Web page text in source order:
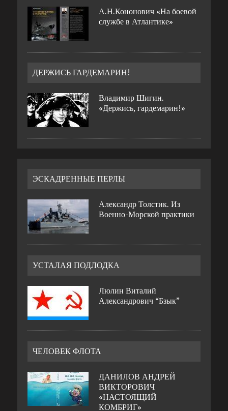
А.Н.Кононович «На боевой
службе в Атлантике»
ДЕРЖИСЬ ГАРДЕМАРИН!
Владимир Шигин.
«Держись, гардемарин!»
ЭСКАДРЕННЫЕ ПЕРЛЫ
Александр Толстик. Из
Военно-Морской практики
УСТАЛАЯ ПОДЛОДКА
Люлин Виталий
Александрович “Бзык”
ЧЕЛОВЕК ФЛОТА
ДАНИЛОВ АНДРЕЙ
ВИКТОРОВИЧ
«НАСТОЯЩИЙ
КОМБРИГ»